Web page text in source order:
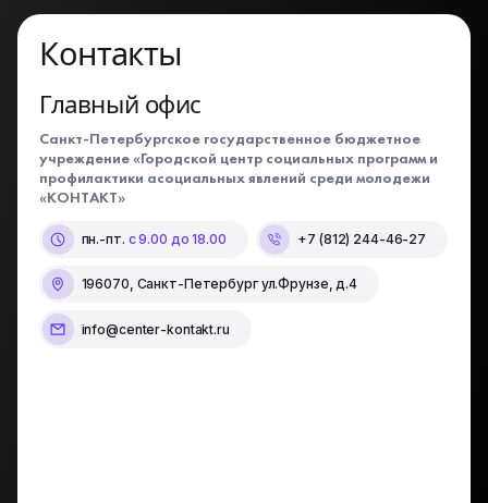
Контакты
Главный офис
Санкт-Петербургское государственное бюджетное
учреждение «Городской центр социальных программ и
профилактики асоциальных явлений среди молодежи
«КОНТАКТ»
пн.-пт. с 9.00 до 18.00 +7 (812) 244-46-27
196070, Санкт-Петербург ул.Фрунзе, д.4
info@center-kontakt.ru